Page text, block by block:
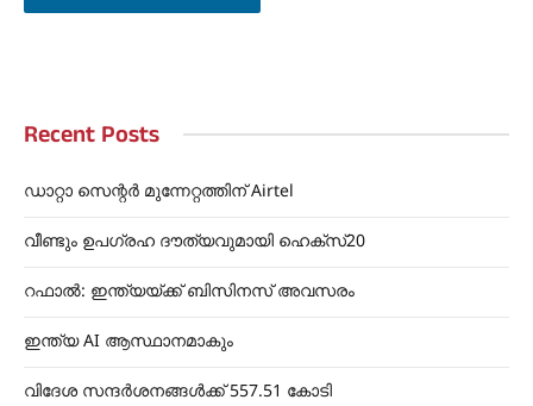
Recent Posts
ഡാറ്റാ സെന്റർ മുന്നേറ്റത്തിന് Airtel
വീണ്ടും ഉപഗ്രഹ ദൗത്യവുമായി ഹെക്സ്20
റഫാൽ: ഇന്ത്യയ്ക്ക് ബിസിനസ് അവസരം
ഇന്ത്യ AI ആസ്ഥാനമാകും
വിദേശ സന്ദർശനങ്ങൾക്ക് 557.51 കോടി